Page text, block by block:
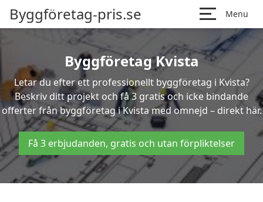
Byggföretag-pris.se Menu
Byggföretag Kvista
Letar du efter ett professionellt byggföretag i Kvista?
Beskriv ditt projekt och få 3 gratis och icke bindande
offerter från byggföretag i Kvista med omnejd – direkt här.
Få 3 erbjudanden, gratis och utan förpliktelser